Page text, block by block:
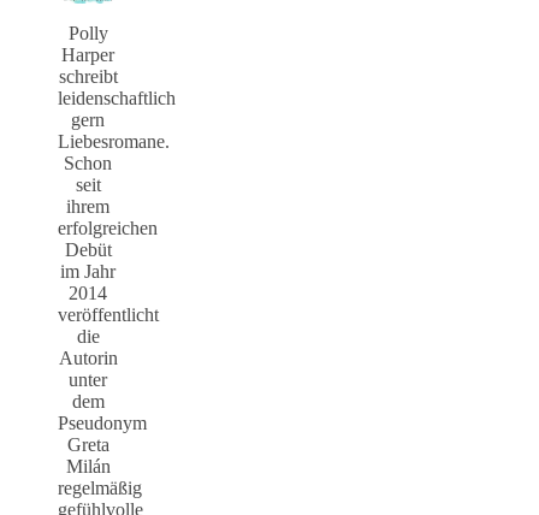
Polly
Harper
schreibt
leidenschaftlich
gern
Liebesromane.
Schon
seit
ihrem
erfolgreichen
Debüt
im Jahr
2014
veröffentlicht
die
Autorin
unter
dem
Pseudonym
Greta
Milán
regelmäßig
gefühlvolle